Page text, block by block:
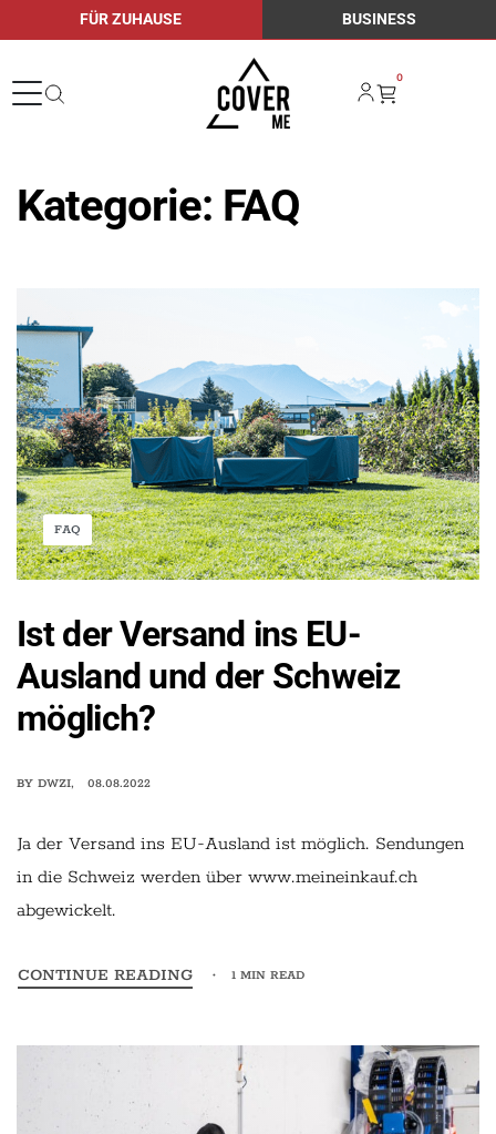
FÜR ZUHAUSE BUSINESS
0
Kategorie: FAQ
FAQ
Ist der Versand ins EU-
Ausland und der Schweiz
möglich?
BY DWZI 08.08.2022
Ja der Versand ins EU-Ausland ist möglich. Sendungen
in die Schweiz werden über www.meineinkauf.ch
abgewickelt.
CONTINUE READING 1 MIN READ